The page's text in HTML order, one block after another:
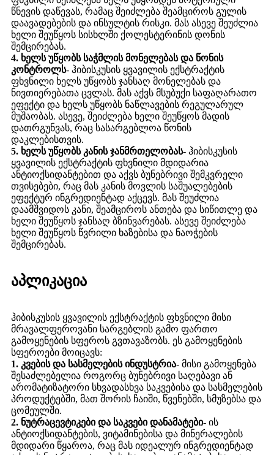
წნევის დაწევას, რამაც შეიძლება შეამციროს გულის
დაავადებების და ინსულტის რისკი. მას ასევე შეუძლია
ხელი შეუწყოს სისხლში ქოლესტერინის დონის
შემცირებას.
4. ხელს უწყობს საჭმლის მონელებას და წონის
კონტროლს- ჰიბისკუსის ყვავილის ექსტრაქტის
ფხვნილი ხელს უწყობს ჯანსაღ მონელებას და
ნივთიერებათა ცვლას. მას აქვს მსუბუქი საფაღარათო
ეფექტი და ხელს უწყობს ნაწლავების რეგულარულ
მუშაობას. ასევე, შეიძლება ხელი შეუწყოს მადის
დათრგუნვას, რაც სასარგებლოა წონის
დაკლებისთვის.
5. ხელს უწყობს კანის ჯანმრთელობას- ჰიბისკუსის
ყვავილის ექსტრაქტის ფხვნილი მდიდარია
ანტიოქსიდანტებით და აქვს ბუნებრივი შემკვრელი
თვისებები, რაც მას კანის მოვლის საშუალებების
ეფექტურ ინგრედიენტად აქცევს. მას შეუძლია
დაამშვიდოს კანი, შეამციროს ანთება და სიწითლე და
ხელი შეუწყოს ჯანსაღ ბზინვარებას. ასევე შეიძლება
ხელი შეუწყოს წვრილი ხაზებისა და ნაოჭების
შემცირებას.
აპლიკაცია
ჰიბისკუსის ყვავილის ექსტრაქტის ფხვნილი მისი
მრავალფეროვანი სარგებლის გამო ფართო
გამოყენების სფეროს გვთავაზობს. ეს გამოყენების
სფეროები მოიცავს:
1. კვების და სასმელების ინდუსტრია- მისი გამოყენება
შესაძლებელია როგორც ბუნებრივი საღებავი ან
არომატიზატორი სხვადასხვა საკვებისა და სასმელების
პროდუქტებში, მათ შორის ჩაიში, წვენებში, სმუზებსა და
ცომეულში.
2. ნუტრაცევტიკები და საკვები დანამატები- ის
ანტიოქსიდანტების, ვიტამინებისა და მინერალების
მდიდარი წყაროა, რაც მას იდეალურ ინგრედიენტად